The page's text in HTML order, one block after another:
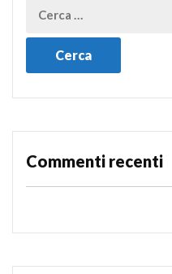
Commenti recenti